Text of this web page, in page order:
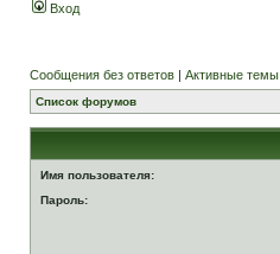
Вход
Сообщения без ответов | Активные темы
Список форумов
Имя пользователя:
Пароль: